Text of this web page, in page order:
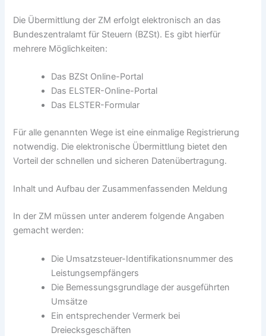
Die Übermittlung der ZM erfolgt elektronisch an das
Bundeszentralamt für Steuern (BZSt). Es gibt hierfür
mehrere Möglichkeiten:
Das BZSt Online-Portal
Das ELSTER-Online-Portal
Das ELSTER-Formular
Für alle genannten Wege ist eine einmalige Registrierung
notwendig. Die elektronische Übermittlung bietet den
Vorteil der schnellen und sicheren Datenübertragung.
Inhalt und Aufbau der Zusammenfassenden Meldung
In der ZM müssen unter anderem folgende Angaben
gemacht werden:
Die Umsatzsteuer-Identifikationsnummer des
Leistungsempfängers
Die Bemessungsgrundlage der ausgeführten
Umsätze
Ein entsprechender Vermerk bei
Dreiecksgeschäften